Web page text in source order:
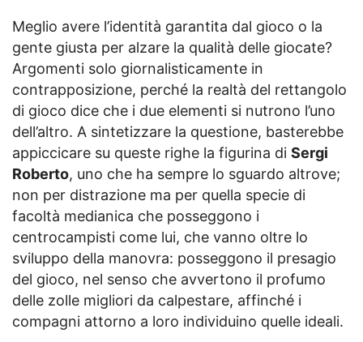
Meglio avere l’identità garantita dal gioco o la
gente giusta per alzare la qualità delle giocate?
Argomenti solo giornalisticamente in
contrapposizione, perché la realtà del rettangolo
di gioco dice che i due elementi si nutrono l’uno
dell’altro. A sintetizzare la questione, basterebbe
appiccicare su queste righe la figurina di Sergi
Roberto, uno che ha sempre lo sguardo altrove;
non per distrazione ma per quella specie di
facoltà medianica che posseggono i
centrocampisti come lui, che vanno oltre lo
sviluppo della manovra: posseggono il presagio
del gioco, nel senso che avvertono il profumo
delle zolle migliori da calpestare, affinché i
compagni attorno a loro individuino quelle ideali.